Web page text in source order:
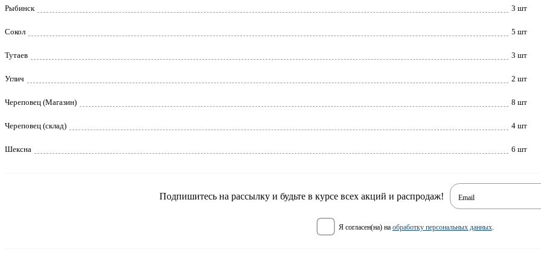
Рыбинск 3 шт
Сокол 5 шт
Тутаев 3 шт
Углич 2 шт
Череповец (Магазин) 8 шт
Череповец (склад) 4 шт
Шексна 6 шт
Подпишитесь на рассылку и будьте в курсе всех акций и распродаж! Email
я согласен(на) на обработку персональных данных.